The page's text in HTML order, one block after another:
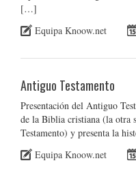
[…]
Equipa Knoow.net
Antiguo Testamento
Presentación del Antiguo
de la Biblia cristiana (la otra
Testamento) y presenta la
Equipa Knoow.net